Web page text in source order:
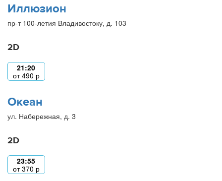
Иллюзион
пр-т 100-летия Владивостоку, д. 103
2D
21:20
от490 р
Океан
ул. Набережная, д. 3
2D
23:55
от370 р